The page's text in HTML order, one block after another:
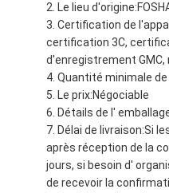
Le lieu d'origine:
Certification de
certification 3C,
d'enregistrement
Quantité minimale
Le prix:Négociable
Détails de l'
Délai de livraison:Si
après réception de la
jours, si besoin d'
de recevoir la